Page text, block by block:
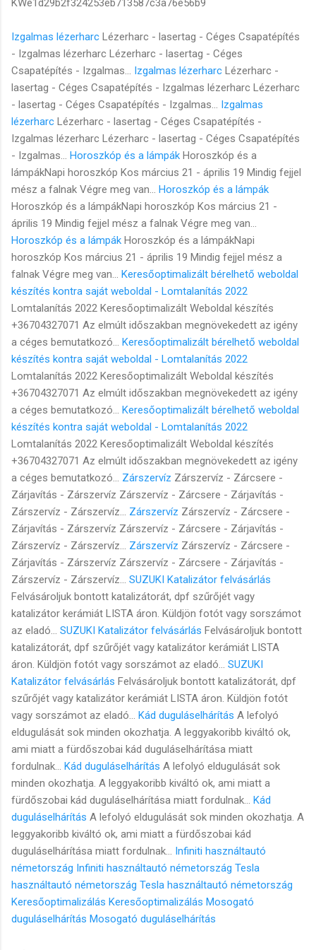
Izgalmas lézerharc Lézerharc - lasertag - Céges Csapatépítés
- Izgalmas lézerharc Lézerharc - lasertag - Céges
Csapatépítés - Izgalmas... Izgalmas lézerharc Lézerharc -
lasertag - Céges Csapatépítés - Izgalmas lézerharc Lézerharc
- lasertag - Céges Csapatépítés - Izgalmas... Izgalmas
lézerharc Lézerharc - lasertag - Céges Csapatépítés -
Izgalmas lézerharc Lézerharc - lasertag - Céges Csapatépítés
- Izgalmas... Horoszkóp és a lámpák Horoszkóp és a
lámpákNapi horoszkóp Kos március 21 - április 19 Mindig fejjel
mész a falnak Végre meg van... Horoszkóp és a lámpák
Horoszkóp és a lámpákNapi horoszkóp Kos március 21 -
április 19 Mindig fejjel mész a falnak Végre meg van...
Horoszkóp és a lámpák Horoszkóp és a lámpákNapi
horoszkóp Kos március 21 - április 19 Mindig fejjel mész a
falnak Végre meg van... Keresőoptimalizált bérelhető weboldal
készítés kontra saját weboldal - Lomtalanítás 2022
Lomtalanítás 2022 Keresőoptimalizált Weboldal készítés
+36704327071 Az elmúlt időszakban megnövekedett az igény
a céges bemutatkozó... Keresőoptimalizált bérelhető weboldal
készítés kontra saját weboldal - Lomtalanítás 2022
Lomtalanítás 2022 Keresőoptimalizált Weboldal készítés
+36704327071 Az elmúlt időszakban megnövekedett az igény
a céges bemutatkozó... Keresőoptimalizált bérelhető weboldal
készítés kontra saját weboldal - Lomtalanítás 2022
Lomtalanítás 2022 Keresőoptimalizált Weboldal készítés
+36704327071 Az elmúlt időszakban megnövekedett az igény
a céges bemutatkozó... Zárszervíz Zárszervíz - Zárcsere -
Zárjavítás - Zárszervíz Zárszervíz - Zárcsere - Zárjavítás -
Zárszervíz - Zárszervíz... Zárszervíz Zárszervíz - Zárcsere -
Zárjavítás - Zárszervíz Zárszervíz - Zárcsere - Zárjavítás -
Zárszervíz - Zárszervíz... Zárszervíz Zárszervíz - Zárcsere -
Zárjavítás - Zárszervíz Zárszervíz - Zárcsere - Zárjavítás -
Zárszervíz - Zárszervíz... SUZUKI Katalizátor felvásárlás
Felvásároljuk bontott katalizátorát, dpf szűrőjét vagy
katalizátor kerámiát LISTA áron. Küldjön fotót vagy sorszámot
az eladó... SUZUKI Katalizátor felvásárlás Felvásároljuk bontott
katalizátorát, dpf szűrőjét vagy katalizátor kerámiát LISTA
áron. Küldjön fotót vagy sorszámot az eladó... SUZUKI
Katalizátor felvásárlás Felvásároljuk bontott katalizátorát, dpf
szűrőjét vagy katalizátor kerámiát LISTA áron. Küldjön fotót
vagy sorszámot az eladó... Kád duguláselhárítás A lefolyó
eldugulását sok minden okozhatja. A leggyakoribb kiváltó ok,
ami miatt a fürdőszobai kád duguláselhárítása miatt
fordulnak... Kád duguláselhárítás A lefolyó eldugulását sok
minden okozhatja. A leggyakoribb kiváltó ok, ami miatt a
fürdőszobai kád duguláselhárítása miatt fordulnak... Kád
duguláselhárítás A lefolyó eldugulását sok minden okozhatja. A
leggyakoribb kiváltó ok, ami miatt a fürdőszobai kád
duguláselhárítása miatt fordulnak... Infiniti használtautó
németország Infiniti használtautó németország Tesla
használtautó németország Tesla használtautó németország
Keresőoptimalizálás Keresőoptimalizálás Mosogató
duguláselhárítás Mosogató duguláselhárítás